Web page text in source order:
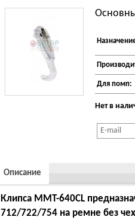
Для помп:
Нет в
Описание
Клипса MMT-640CL
712/722/754 на ремне без